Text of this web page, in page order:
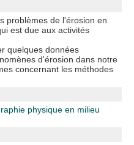
problèmes de l'érosion en
est due aux activités
quelques données
d'érosion dans notre
concernant les méthodes
physique en milieu